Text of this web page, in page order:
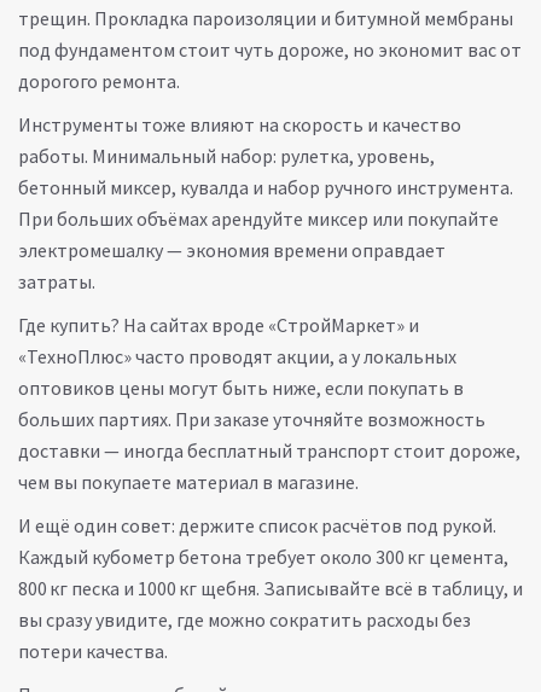
трещин. Прокладка пароизоляции и битумной мембраны
под фундаментом стоит чуть дороже, но экономит вас от
дорогого ремонта.
Инструменты тоже влияют на скорость и качество
работы. Минимальный набор: рулетка, уровень,
бетонный миксер, кувалда и набор ручного инструмента.
При больших объёмах арендуйте миксер или покупайте
электромешалку — экономия времени оправдает
затраты.
Где купить? На сайтах вроде «СтройМаркет» и
«ТехноПлюс» часто проводят акции, а у локальных
оптовиков цены могут быть ниже, если покупать в
больших партиях. При заказе уточняйте возможность
доставки — иногда бесплатный транспорт стоит дороже,
чем вы покупаете материал в магазине.
И ещё один совет: держите список расчётов под рукой.
Каждый кубометр бетона требует около 300 кг цемента,
800 кг песка и 1000 кг щебня. Записывайте всё в таблицу, и
вы сразу увидите, где можно сократить расходы без
потери качества.